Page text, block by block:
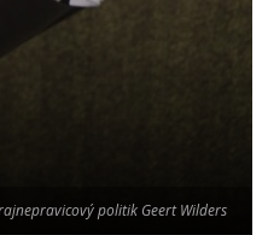
politik Geert Wilders